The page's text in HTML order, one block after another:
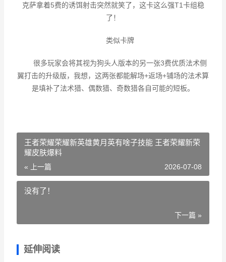
克萨拿着5费的诱饵射击突然就笑了，这卡这么强T1卡组稳
了！
类似卡牌
很多玩家会将其视为狗头人版本的另一张3费优质法术侧
翼打击的升级版，我想，这两张都能解场+返场+铺场的法术算
是填补了法术猎、偶数猎、奇数猎各自可能的短板。
王者荣耀荣耀新英雄黄月英有啥子技能 王者荣耀新荣
耀皮肤爆料
« 上一篇 2026-07-08
没有了！
下一篇 »
延伸阅读